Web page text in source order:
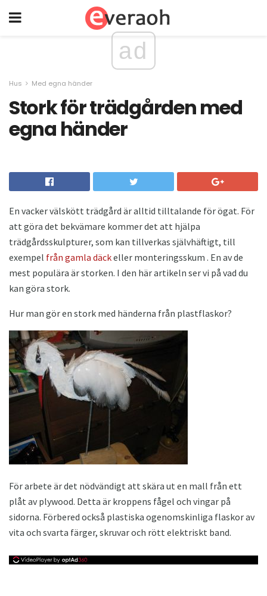
ad
Hus Med egna händer
Stork för trädgården med
egna händer
En vacker välskött trädgård är alltid tilltalande för ögat. För
att göra det bekvämare kommer det att hjälpa
trädgårdsskulpturer, som kan tillverkas självhäftigt, till
exempel från gamla däckeller monteringsskum . En av de
mest populära är storken. I den här artikeln ser vi på vad du
kan göra stork.
Hur man gör en stork med händerna från plastflaskor?
För arbete är det nödvändigt att skära ut en mall från ett
plåt av plywood. Detta är kroppens fågel och vingar på
sidorna. Förbered också plastiska ogenomskinliga flaskor av
vita och svarta färger, skruvar och rött elektriskt band.